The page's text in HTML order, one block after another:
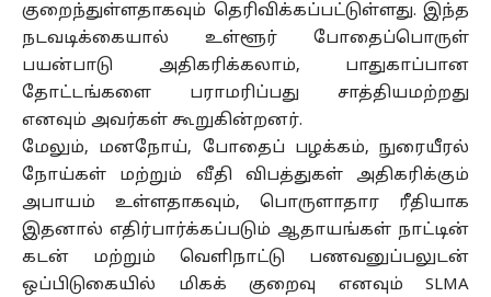
குறைந்துள்ளதாகவும் தெரிவிக்கப்பட்டுள்ளது. இந்த
நடவடிக்கையால் உள்ளூர் போதைப்பொருள்
பயன்பாடு அதிகரிக்கலாம், பாதுகாப்பான
தோட்டங்களை பராமரிப்பது சாத்தியமற்றது
எனவும் அவர்கள் கூறுகின்றனர்.
மேலும், மனநோய், போதைப் பழக்கம், நுரையீரல்
நோய்கள் மற்றும் வீதி விபத்துகள் அதிகரிக்கும்
அபாயம் உள்ளதாகவும், பொருளாதார ரீதியாக
இதனால் எதிர்பார்க்கப்படும் ஆதாயங்கள் நாட்டின்
கடன் மற்றும் வெளிநாட்டு பணவனுப்பலுடன்
ஒப்பிடுகையில் மிகக் குறைவு எனவும் SLMA